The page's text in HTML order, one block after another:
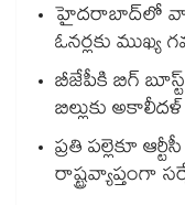
హైదరాబాద్⁪లో
ఓనర్లకు ముఖ్య
బీజేపీకి బిగ్
బిల్లుకు
ప్రతి పల్లెకూ
రాష్ట్రవ్యాప్తంగా